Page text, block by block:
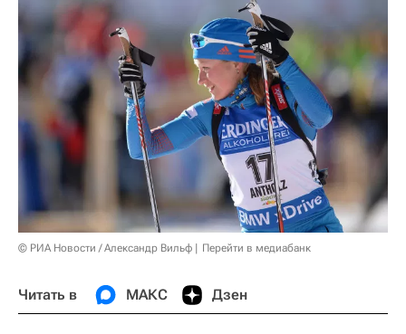
© РИА Новости / Александр Вильф Перейти в медиабанк
Читать в МАКС Дзен